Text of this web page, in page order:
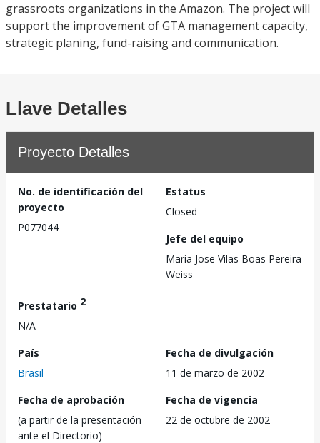
grassroots organizations in the Amazon. The project will
support the improvement of GTA management capacity,
strategic planing, fund-raising and communication.
Llave Detalles
Proyecto Detalles
No. de identificación del
proyecto
P077044
Estatus
Closed
Jefe del equipo
Maria Jose Vilas Boas Pereira
Weiss
Prestatario 2
N/A
País
Brasil
Fecha de divulgación
11 de marzo de 2002
Fecha de aprobación
(a partir de la presentación
ante el Directorio)
Fecha de vigencia
22 de octubre de 2002